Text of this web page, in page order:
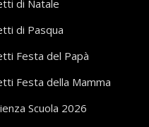
di Natale
di Pasqua
Festa del Papà
Festa della Mamma
Scuola 2026